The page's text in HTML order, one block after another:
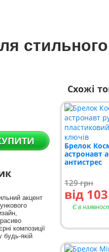
Схожі
Брелок
астронавт
антистрес
129грн
від
Є в
акцент
композиції
будь-якій